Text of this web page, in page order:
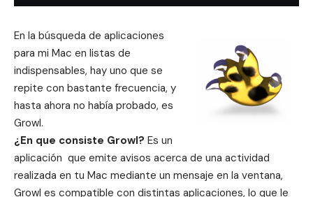
En la búsqueda de aplicaciones
para mi Mac en listas de
indispensables, hay uno que se
repite con bastante frecuencia, y
hasta ahora no había probado, es
Growl.
¿En que consiste Growl? Es un
aplicación que emite avisos acerca de una actividad
realizada en tu Mac mediante un mensaje en la ventana,
Growl es compatible con distintas aplicaciones, lo que le